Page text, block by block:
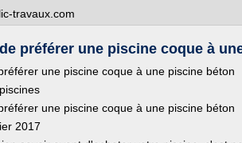
travaux.com
préférer une piscine coque à
une piscine coque à une piscine béton
une piscine coque à une piscine béton
2017